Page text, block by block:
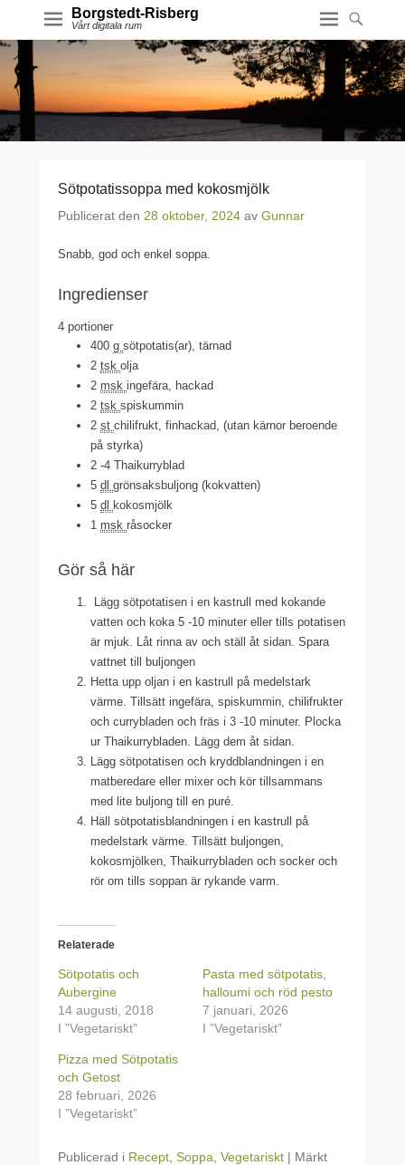
Borgstedt-Risberg
Vårt digitala rum
Sötpotatissoppa med kokosmjölk
Publicerat den 28 oktober, 2024 av Gunnar
Snabb, god och enkel soppa.
Ingredienser
4 portioner
400 g sötpotatis(ar), tärnad
2 tsk olja
2 msk ingefära, hackad
2 tsk spiskummin
2 st chilifrukt, finhackad, (utan kärnor beroende
på styrka)
2 -4 Thaikurryblad
5 dl grönsaksbuljong (kokvatten)
5 dl
kokosmjölk
1 msk råsocker
Gör så här
Lägg sötpotatisen i en kastrull med kokande
vatten och koka 5 -10 minuter eller tills potatisen
är mjuk. Låt rinna av och ställ åt sidan. Spara
vattnet till buljongen
Hetta upp oljan i en kastrull på medelstark
värme. Tillsätt ingefära, spiskummin, chilifrukter
och currybladen och fräs i 3 -10 minuter. Plocka
ur Thaikurrybladen. Lägg dem åt sidan.
Lägg sötpotatisen och kryddblandningen i en
matberedare eller mixer och kör tillsammans
med lite buljong till en puré.
Häll sötpotatisblandningen i en kastrull på
medelstark värme. Tillsätt buljongen,
kokosmjölken, Thaikurrybladen och socker och
rör om tills soppan är rykande varm.
Relaterade
Sötpotatis och
Aubergine
14 augusti, 2018
I ”Vegetariskt”
Pasta med sötpotatis,
halloumi och röd pesto
7 januari, 2026
I ”Vegetariskt”
Pizza med Sötpotatis
och Getost
28 februari, 2026
I ”Vegetariskt”
Publicerad i Recept Soppa Vegetariskt | Märkt